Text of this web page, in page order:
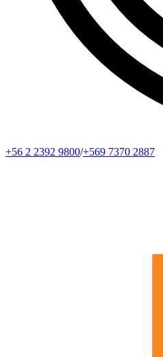
+56 2 2392 9800/+569 7370 2887